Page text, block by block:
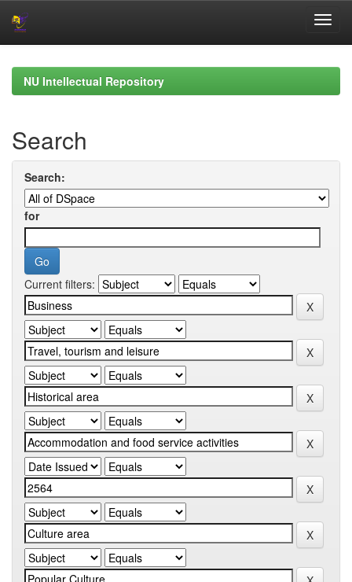
navigationNU Intellectual Repository
Search
Search:
for
Current filters: